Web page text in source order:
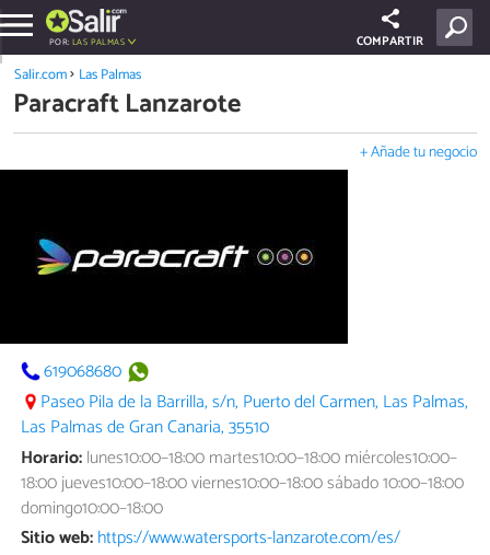
POR: LAS PALMAS COMPARTIR
Salir.com Las Palmas
Paracraft Lanzarote
+ Añade tu negocio
619068680
Paseo Pila de la Barrilla, s/n, Puerto del Carmen, Las Palmas,
Las Palmas de Gran Canaria, 35510
Horario:lunes10:00–18:00 martes10:00–18:00 miércoles10:00–
18:00 jueves10:00–18:00 viernes10:00–18:00 sábado 10:00–18:00
domingo10:00–18:00
Sitio web:https://www.watersports-lanzarote.com/es/